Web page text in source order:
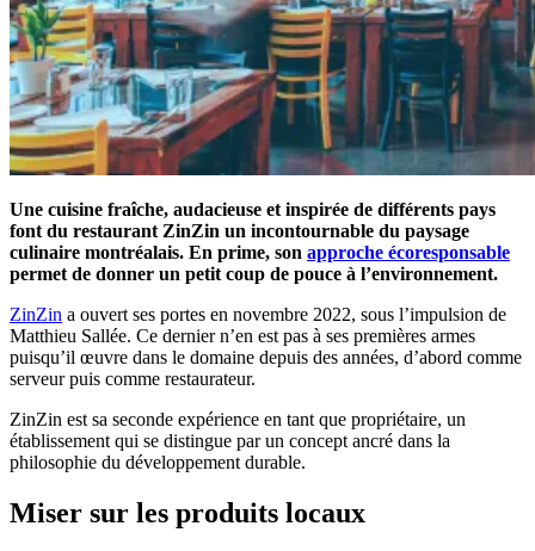
Une cuisine fraîche, audacieuse et inspirée de différents pays
font du restaurant ZinZin un incontournable du paysage
culinaire montréalais. En prime, son approche écoresponsable
permet de donner un petit coup de pouce à l’environnement.
ZinZin a ouvert ses portes en novembre 2022, sous l’impulsion de
Matthieu Sallée. Ce dernier n’en est pas à ses premières armes
puisqu’il œuvre dans le domaine depuis des années, d’abord comme
serveur puis comme restaurateur.
ZinZin est sa seconde expérience en tant que propriétaire, un
établissement qui se distingue par un concept ancré dans la
philosophie du développement durable.
Miser sur les produits locaux